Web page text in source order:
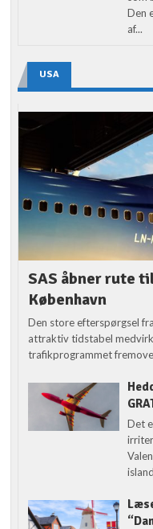
Den
af...
USA
SAS åbner rute
København
Den store efterspørgsel
attraktiv tidstabel
trafikprogrammet
Det